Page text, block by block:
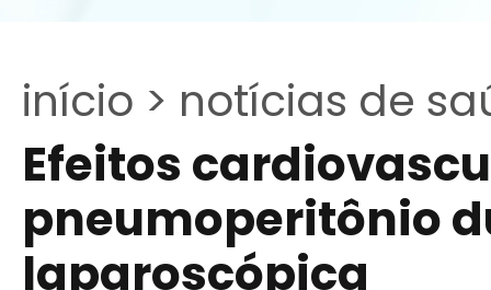
início > notícias de
Efeitos
pneumoperitônio
laparoscópica